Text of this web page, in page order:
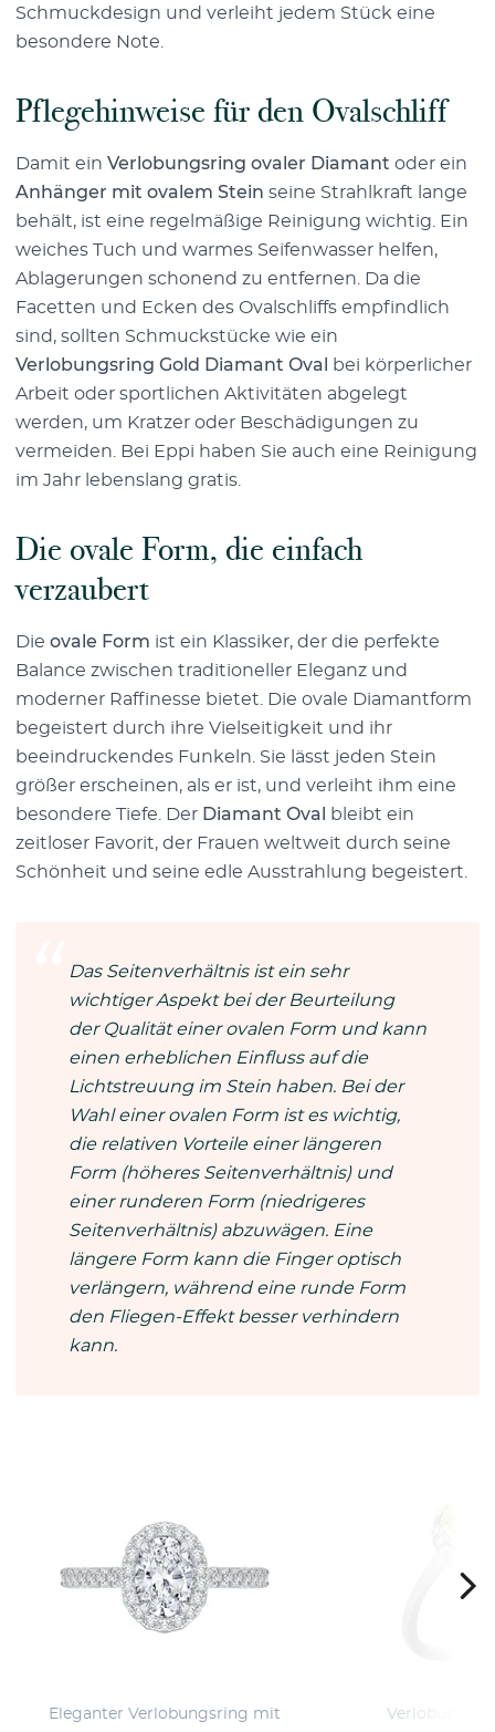
Schmuckdesign und verleiht jedem Stück eine
besondere Note.
Pflegehinweise für den Ovalschliff
Damit ein Verlobungsring ovaler Diamant oder ein
Anhänger mit ovalem Stein seine Strahlkraft lange
behält, ist eine regelmäßige Reinigung wichtig. Ein
weiches Tuch und warmes Seifenwasser helfen,
Ablagerungen schonend zu entfernen. Da die
Facetten und Ecken des Ovalschliffs empfindlich
sind, sollten Schmuckstücke wie ein
Verlobungsring Gold Diamant Oval
bei körperlicher
Arbeit oder sportlichen Aktivitäten abgelegt
werden, um Kratzer oder Beschädigungen zu
vermeiden. Bei Eppi haben Sie auch eine Reinigung
im Jahr lebenslang gratis.
Die ovale Form, die einfach
verzaubert
Die ovale Form ist ein Klassiker, der die perfekte
Balance zwischen traditioneller Eleganz und
moderner Raffinesse bietet. Die ovale Diamantform
begeistert durch ihre Vielseitigkeit und ihr
beeindruckendes Funkeln. Sie lässt jeden Stein
größer erscheinen, als er ist, und verleiht ihm eine
besondere Tiefe. Der Diamant Oval
bleibt ein
zeitloser Favorit, der Frauen weltweit durch seine
Schönheit und seine edle Ausstrahlung begeistert.
Das Seitenverhältnis ist ein sehr
wichtiger Aspekt bei der Beurteilung
der Qualität einer ovalen Form und kann
einen erheblichen Einfluss auf die
Lichtstreuung im Stein haben. Bei der
Wahl einer ovalen Form ist es wichtig,
die relativen Vorteile einer längeren
Form (höheres Seitenverhältnis) und
einer runderen Form (niedrigeres
Seitenverhältnis) abzuwägen. Eine
längere Form kann die Finger optisch
verlängern, während eine runde Form
den Fliegen-Effekt besser verhindern
kann.
Eleganter Verlobungsring mit